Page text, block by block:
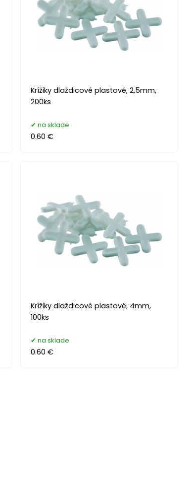
Krížiky dlaždicové plastové, 2,5mm,
200ks
na sklade
0.60 €
Krížiky dlaždicové plastové, 4mm,
100ks
na sklade
0.60 €